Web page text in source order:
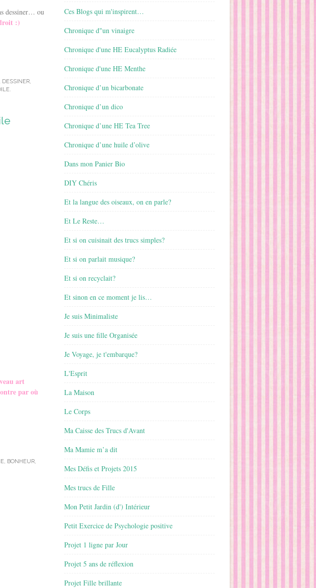
dessiner… ou
:)
DESSINER,
.
art
par où
, BONHEUR,
Ces Blogs qui m'inspirent…
Chronique d"un vinaigre
Chronique d'une HE Eucalyptus Radiée
Chronique d'une HE Menthe
Chronique d’un bicarbonate
Chronique d’un dico
Chronique d’une HE Tea Tree
Chronique d’une huile d’olive
Dans mon Panier Bio
DIY Chéris
Et la langue des oiseaux, on en parle?
Et Le Reste…
Et si on cuisinait des trucs simples?
Et si on parlait musique?
Et si on recyclait?
Et sinon en ce moment je lis…
Je suis Minimaliste
Je suis une fille Organisée
Je Voyage, je t'embarque?
L'Esprit
La Maison
Le Corps
Ma Caisse des Trucs d'Avant
Ma Mamie m’a dit
Mes Défis et Projets 2015
Mes trucs de Fille
Mon Petit Jardin (d') Intérieur
Petit Exercice de Psychologie positive
Projet 1 ligne par Jour
Projet 5 ans de réflexion
Projet Fille brillante